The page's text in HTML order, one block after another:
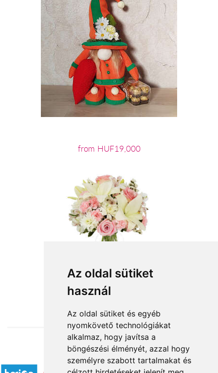
Az oldal sütiket
használ
Az oldal sütiket és egyéb
nyomkövető technológiákat
alkalmaz, hogy javítsa a
böngészési élményét, azzal hogy
személyre szabott tartalmakat és
from HUF19,000
from HUF27,600
Accepted payment methods